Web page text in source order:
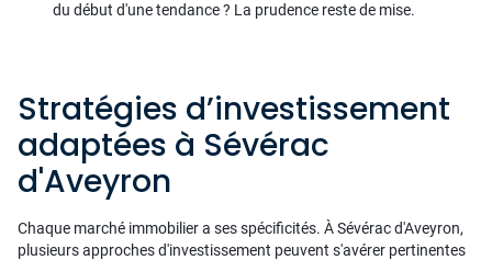
du début d'une tendance ? La prudence reste de mise.
Stratégies d’investissement
adaptées à Sévérac
d'Aveyron
Chaque marché immobilier a ses spécificités. À Sévérac d'Aveyron,
plusieurs approches d'investissement peuvent s'avérer pertinentes